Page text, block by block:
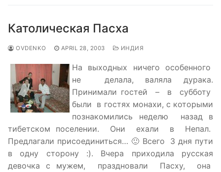
Католическая Пасха
OVDENKO APRIL 28, 2003 ИНДИЯ
На выходных ничего особенного
не делала, валяла дурака.
Принимали гостей – в субботу
были в гостях монахи, с которыми
познакомились неделю назад в
тибетском поселении. Они ехали в Непал.
Предлагали присоединиться… 🙂 Всего 3 дня пути
в одну сторону :). Вчера приходила русская
девочка с мужем, праздновали Пасху, она